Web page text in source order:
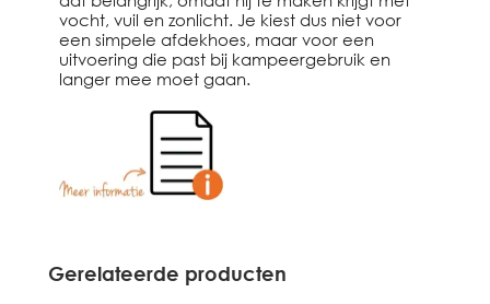
vocht, vuil en zonlicht. Je kiest dus niet voor
een simpele afdekhoes, maar voor een
uitvoering die past bij kampeergebruik en
langer mee moet gaan.
Gerelateerde producten